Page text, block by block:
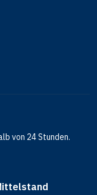
von 24 Stunden.